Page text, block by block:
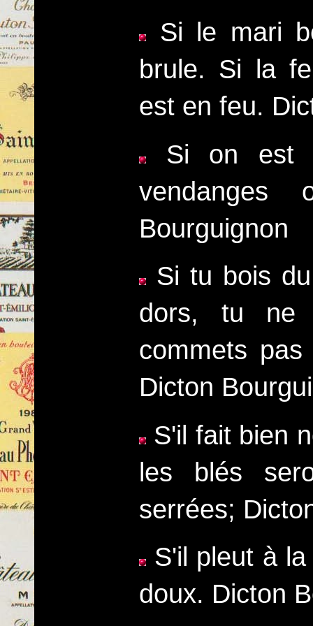
Si le mari
brule. Si la
est en feu.
Si on est
vendanges
Bourguignon
Si tu bois
dors, tu ne
commets
Dicton
S'il fait bien
les blés
serrées;
S'il pleut à
doux. Dicton